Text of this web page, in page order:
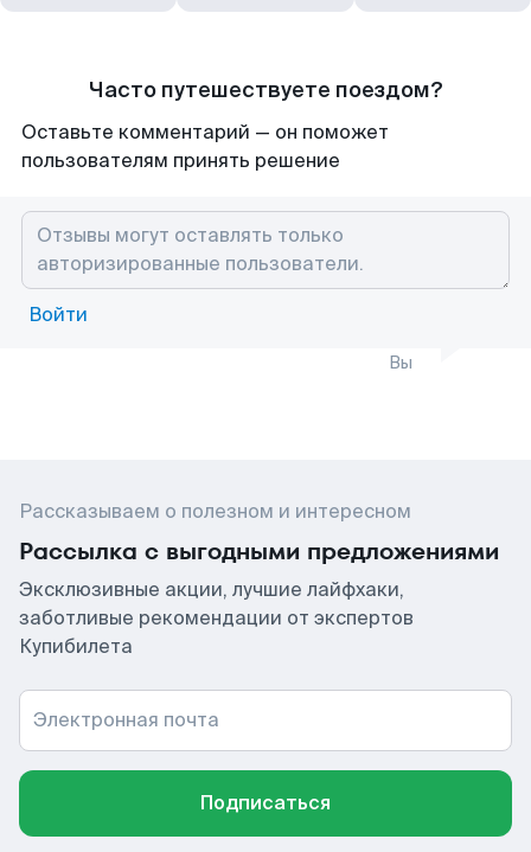
Часто путешествуете поездом?
Оставьте комментарий — он поможет
пользователям принять решение
Войти
Вы
Рассказываем о полезном и интересном
Рассылка с выгодными предложениями
Эксклюзивные акции, лучшие лайфхаки,
заботливые рекомендации от экспертов
Купибилета
Электронная почта
Подписаться